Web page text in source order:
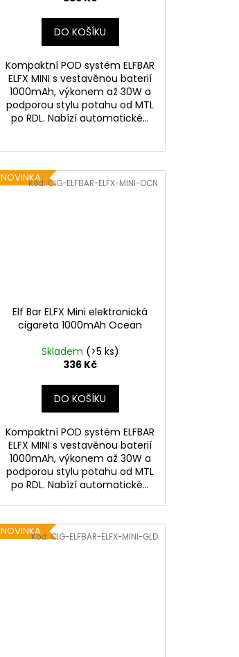
DO KOŠÍKU
Kompaktní POD systém ELFBAR
ELFX MINI s vestavěnou baterií
1000mAh, výkonem až 30W a
podporou stylu potahu od MTL
po RDL. Nabízí automatické...
NOVINKA
Elf Bar ELFX Mini elektronická
cigareta 1000mAh Ocean
Skladem (>5 ks)
336 Kč
DO KOŠÍKU
Kompaktní POD systém ELFBAR
ELFX MINI s vestavěnou baterií
1000mAh, výkonem až 30W a
podporou stylu potahu od MTL
po RDL. Nabízí automatické...
Kód:CIG-ELFBAR-ELFX-MINI-OCN
NOVINKAKód:CIG-ELFBAR-ELFX-MINI-GLD